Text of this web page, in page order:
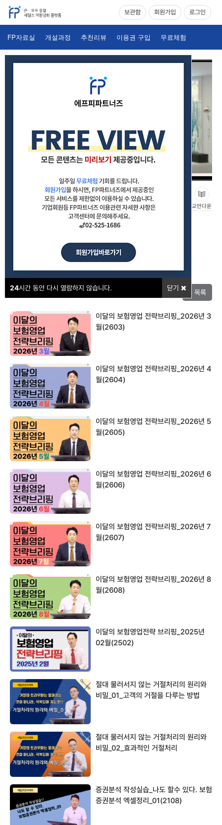
보관함 회원가입 로그인
FP자료실 개설과정 추천리뷰 이용권 구입 무료체험
24시간 동안 다시 열람하지 않습니다. 닫기
메디컬을 활용한 계약받는 틈새 RP_Part 01(2303)
교안다운
목록
이달의 보험영업 전략브리핑_2026년 3
월(2603)
이달의 보험영업 전략브리핑_2026년 4
월(2604)
이달의 보험영업 전략브리핑_2026년 5
월(2605)
이달의 보험영업 전략브리핑_2026년 6
월(2606)
이달의 보험영업 전략브리핑_2026년 7
월(2607)
이달의 보험영업 전략브리핑_2026년 8
월(2608)
이달의 보험영업전략 브리핑_2025년
02월(2502)
절대 물러서지 않는 거절처리의 원리와
비밀_01_고객의 거절을 다루는 방법
절대 물러서지 않는 거절처리의 원리와
비밀_02_효과적인 거절처리
증권분석 작성실습_나도 할수 있다. 보험
증권분석 엑셀정리_01(2108)